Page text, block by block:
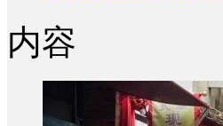
内容